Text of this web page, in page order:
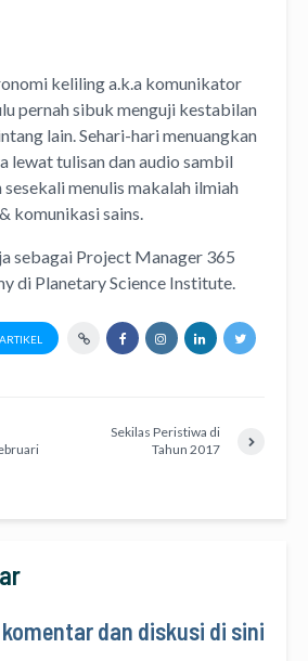
kelilinga.k.a komunikator
pernah sibuk menguji kestabilan
lain. Sehari-hari menuangkan
lewattulisandanaudio sambil
menulis makalah ilmiah
komunikasi sains.
sebagai Project Manager 365
di Planetary Science Institute.
Sekilas Peristiwa di
Tahun 2017
dan diskusi di sini